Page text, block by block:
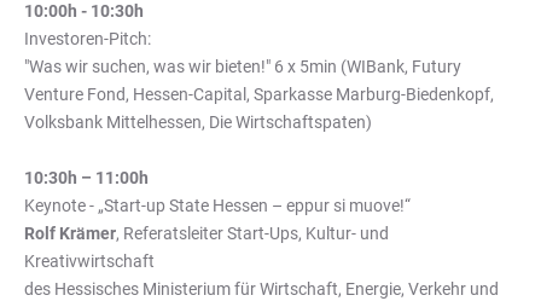
10:00h - 10:30h
Investoren-Pitch:
"Was wir suchen, was wir bieten!" 6 x 5min (WIBank, Futury
Venture Fond, Hessen-Capital, Sparkasse Marburg-Biedenkopf,
Volksbank Mittelhessen, Die Wirtschaftspaten)
10:30h – 11:00h
Keynote - „Start-up State Hessen – eppur si muove!“
Rolf Krämer, Referatsleiter Start-Ups, Kultur- und
Kreativwirtschaft
des Hessisches Ministerium für Wirtschaft, Energie, Verkehr und